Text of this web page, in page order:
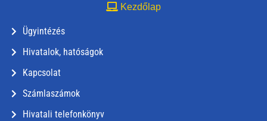
Kezdőlap
Ügyintézés
Hivatalok, hatóságok
Kapcsolat
Számlaszámok
Hivatali telefonkönyv